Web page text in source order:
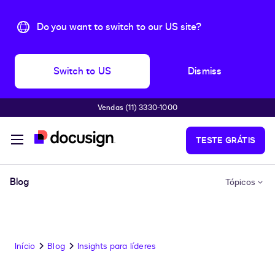
Do you want to switch to our US site?
Switch to US Dismiss
Pular para o conteúdo principal
Vendas (11) 3330-1000
TESTE GRÁTIS
Blog Tópicos
Início Blog Insights para líderes